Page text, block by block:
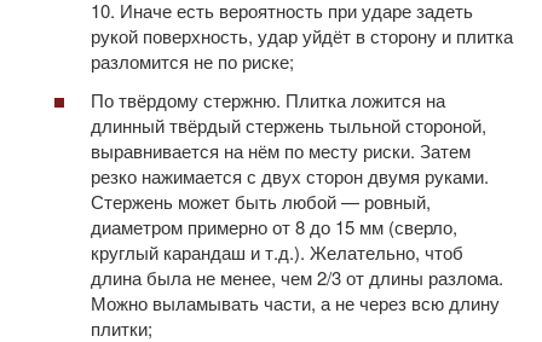
10. Иначе есть вероятность при ударе задеть
рукой поверхность, удар уйдёт в сторону и плитка
разломится не по риске;
По твёрдому стержню. Плитка ложится на
длинный твёрдый стержень тыльной стороной,
выравнивается на нём по месту риски. Затем
резко нажимается с двух сторон двумя руками.
Стержень может быть любой — ровный,
диаметром примерно от 8 до 15 мм (сверло,
круглый карандаш и т.д.). Желательно, чтоб
длина была не менее, чем 2/3 от длины разлома.
Можно выламывать части, а не через всю длину
плитки;